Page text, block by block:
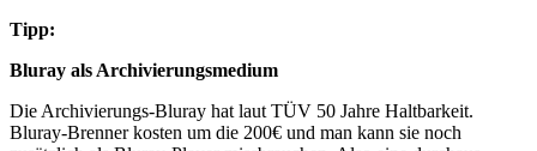
Tipp:
Bluray als Archivierungsmedium
Die Archivierungs-Bluray hat laut TÜV 50 Jahre Haltbarkeit.
Bluray-Brenner kosten um die 200€ und man kann sie noch